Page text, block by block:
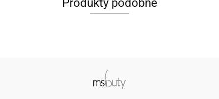
Produkty podobne